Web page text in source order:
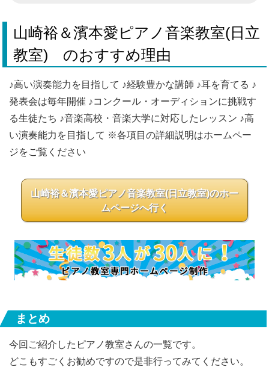
山崎裕＆濱本愛ピアノ音楽教室(日立
教室) のおすすめ理由
♪高い演奏能力を目指して ♪経験豊かな講師 ♪耳を育てる ♪
発表会は毎年開催 ♪コンクール・オーディションに挑戦す
る生徒たち ♪音楽高校・音楽大学に対応したレッスン ♪高
い演奏能力を目指して ※各項目の詳細説明はホームペー
ジをご覧ください
山崎裕＆濱本愛ピアノ音楽教室(日立教室)のホー
ムページへ行く
まとめ
今回ご紹介したピアノ教室さんの一覧です。
どこもすごくお勧めですので是非行ってみてください。